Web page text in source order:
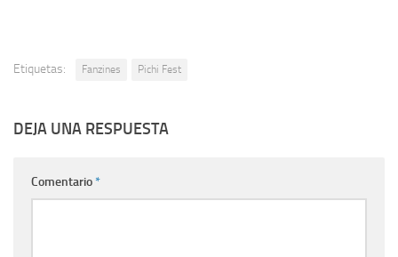
Etiquetas: Fanzines Pichi Fest
DEJA UNA RESPUESTA
Comentario*